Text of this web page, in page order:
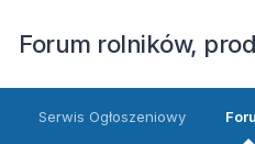
Forum rolników,
Serwis Ogłoszeniowy